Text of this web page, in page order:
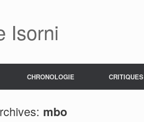
Isorni
CHRONOLOGIE CRITIQUES
mbo